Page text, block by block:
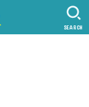
SEARCH